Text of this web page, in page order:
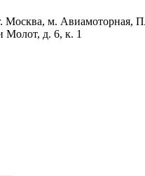
Москва, м. Авиамоторная,
Молот, д. 6, к. 1